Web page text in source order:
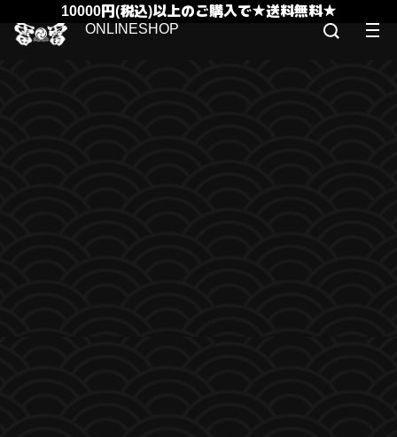
10000円(税込)以上のご購入で★送料無料★
ONLINESHOP